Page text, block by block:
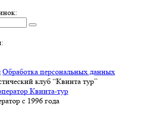
Обработка персональных данных
клуб “Квинта тур”
с 1996 года